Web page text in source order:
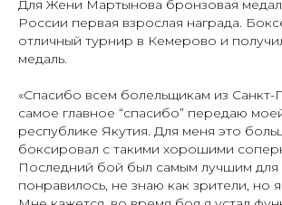
Для Жени Мартынова бронзовая
России первая взрослая награда.
отличный турнир в Кемерово и
медаль.
«Спасибо всем болельщикам из Санкт-
самое главное “спасибо” передаю
республике Якутия. Для меня это
боксировал с такими хорошими
Последний бой был самым лучшим
понравилось, не знаю как зрители, но